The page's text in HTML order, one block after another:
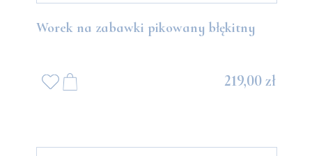
Worek na zabawki pikowany błękitny
219,00 zł